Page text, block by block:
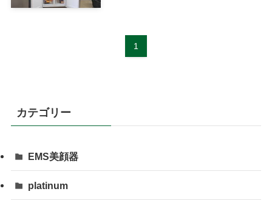
1
カテゴリー
EMS美顔器
platinum